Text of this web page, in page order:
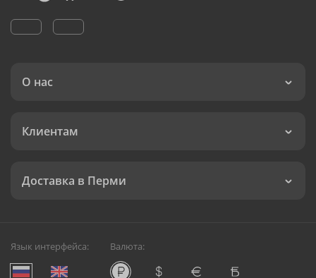
О нас
Клиентам
Доставка в Перми
Язык интерфейса: Валюта: